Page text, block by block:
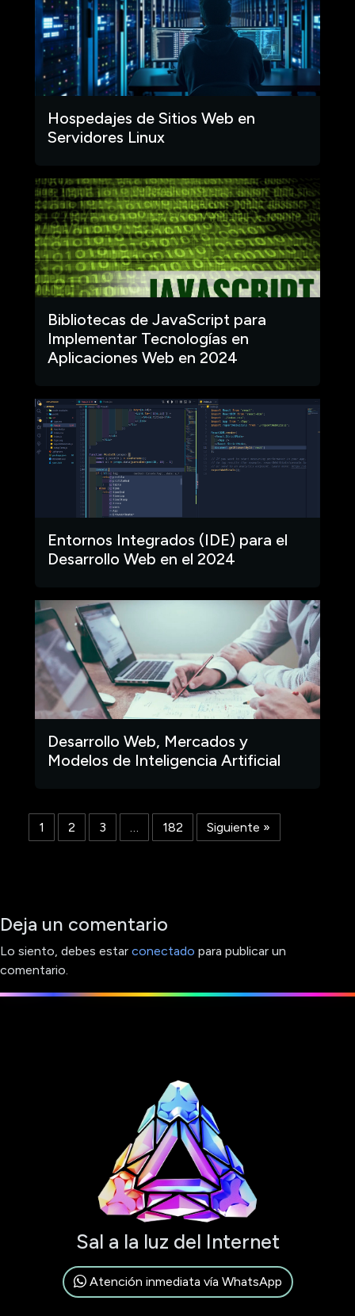
Hospedajes de Sitios Web en
Servidores Linux
Bibliotecas de JavaScript para
Implementar Tecnologías en
Aplicaciones Web en 2024
Entornos Integrados (IDE) para el
Desarrollo Web en el 2024
Desarrollo Web, Mercados y
Modelos de Inteligencia Artificial
1 2 3 … 182 Siguiente »
Deja un comentario
Lo siento, debes estar conectado para publicar un
comentario.
Sal a la luz del Internet
Atención inmediata vía WhatsApp